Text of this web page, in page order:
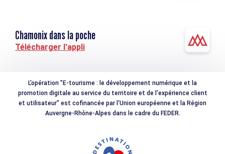
Chamonix dans la poche
Télécharger l'appli
L'opération "E-tourisme : le développement numérique et la
promotion digitale au service du territoire et de l'expérience client
et utilisateur" est cofinancée par l'Union européenne et la Région
Auvergne-Rhône-Alpes dans le cadre du FEDER.